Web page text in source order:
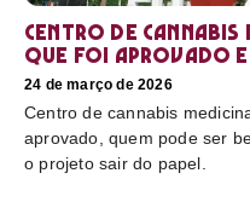
Centro de cannabis
que foi aprovado e
24 de março de 2026
Centro de cannabis
aprovado, quem pode ser
o projeto sair do papel.